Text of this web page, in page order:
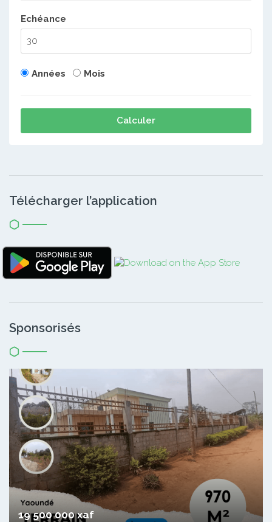
Echéance
Années Mois
Calculer
Télécharger l’application
Sponsorisés
19 500 000 xaf